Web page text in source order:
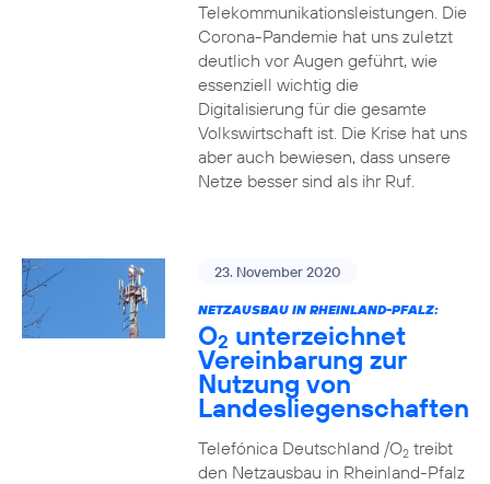
Telekommunikationsleistungen. Die
Corona-Pandemie hat uns zuletzt
deutlich vor Augen geführt, wie
essenziell wichtig die
Digitalisierung für die gesamte
Volkswirtschaft ist. Die Krise hat uns
aber auch bewiesen, dass unsere
Netze besser sind als ihr Ruf.
23. November 2020
NETZAUSBAU IN RHEINLAND-PFALZ:
O2 unterzeichnet
Vereinbarung zur
Nutzung von
Landesliegenschaften
Telefónica Deutschland /O2treibt
den Netzausbau in Rheinland-Pfalz